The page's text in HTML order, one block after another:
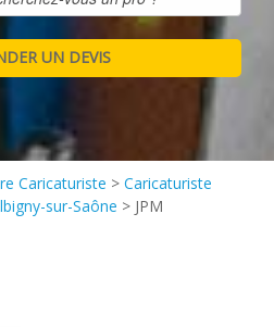
Caricaturiste > Caricaturiste
sur-Saône > JPM